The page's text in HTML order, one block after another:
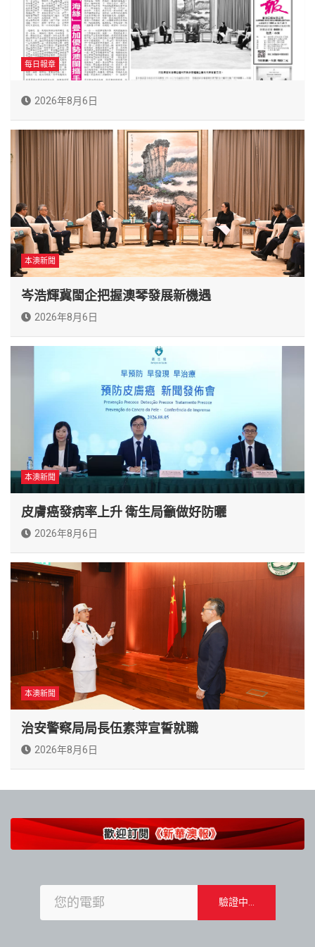
每日報章
2026年8月6日
本澳新聞
岑浩輝冀閩企把握澳琴發展新機遇
2026年8月6日
本澳新聞
皮膚癌發病率上升 衛生局籲做好防曬
2026年8月6日
本澳新聞
治安警察局局長伍素萍宣誓就職
2026年8月6日